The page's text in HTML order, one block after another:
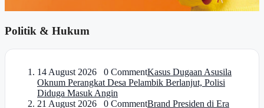
Politik & Hukum
14 August 2026 0 CommentKasus Dugaan Asusila
Oknum Perangkat Desa Pelambik Berlanjut, Polisi
Diduga Masuk Angin
21 August 2026 0 CommentBrand Presiden di Era